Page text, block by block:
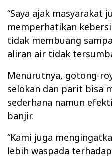
‎“Saya ajak masyarakat
memperhatikan
tidak membuang
aliran air tidak
‎Menurutnya, gotong-
selokan dan parit bisa
sederhana namun
banjir.
‎“Kami juga
lebih waspada